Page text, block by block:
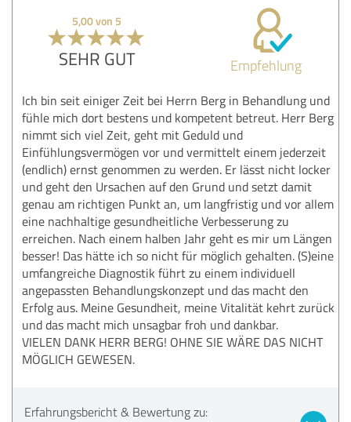
5,00 von 5
SEHR GUT Empfehlung
Ich bin seit einiger Zeit bei Herrn Berg in Behandlung und
fühle mich dort bestens und kompetent betreut. Herr Berg
nimmt sich viel Zeit, geht mit Geduld und
Einfühlungsvermögen vor und vermittelt einem jederzeit
(endlich) ernst genommen zu werden. Er lässt nicht locker
und geht den Ursachen auf den Grund und setzt damit
genau am richtigen Punkt an, um langfristig und vor allem
eine nachhaltige gesundheitliche Verbesserung zu
erreichen. Nach einem halben Jahr geht es mir um Längen
besser! Das hätte ich so nicht für möglich gehalten. (S)eine
umfangreiche Diagnostik führt zu einem individuell
angepassten Behandlungskonzept und das macht den
Erfolg aus. Meine Gesundheit, meine Vitalität kehrt zurück
und das macht mich unsagbar froh und dankbar.
VIELEN DANK HERR BERG! OHNE SIE WÄRE DAS NICHT
MÖGLICH GEWESEN.
Erfahrungsbericht & Bewertung zu: